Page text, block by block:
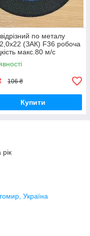
по металу
(ЗАК) F36 робоча
макс.80 м/с
106 ₴
Купити
Україна